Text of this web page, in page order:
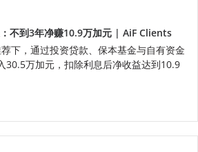
不到3年净赚10.9万加元 | AiF Clients
下，通过投资贷款、保本基金与自有资金
30.5万加元，扣除利息后净收益达到10.9